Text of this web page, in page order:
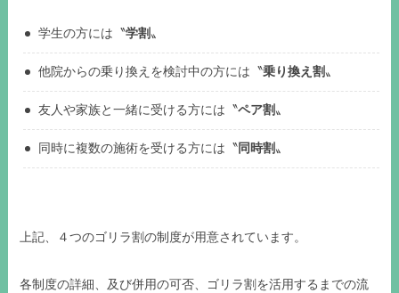
学生の方には〝学割〟
他院からの乗り換えを検討中の方には〝乗り換え割〟
友人や家族と一緒に受ける方には〝ペア割〟
同時に複数の施術を受ける方には〝同時割〟
上記、４つのゴリラ割の制度が用意されています。
各制度の詳細、及び併用の可否、ゴリラ割を活用するまでの流